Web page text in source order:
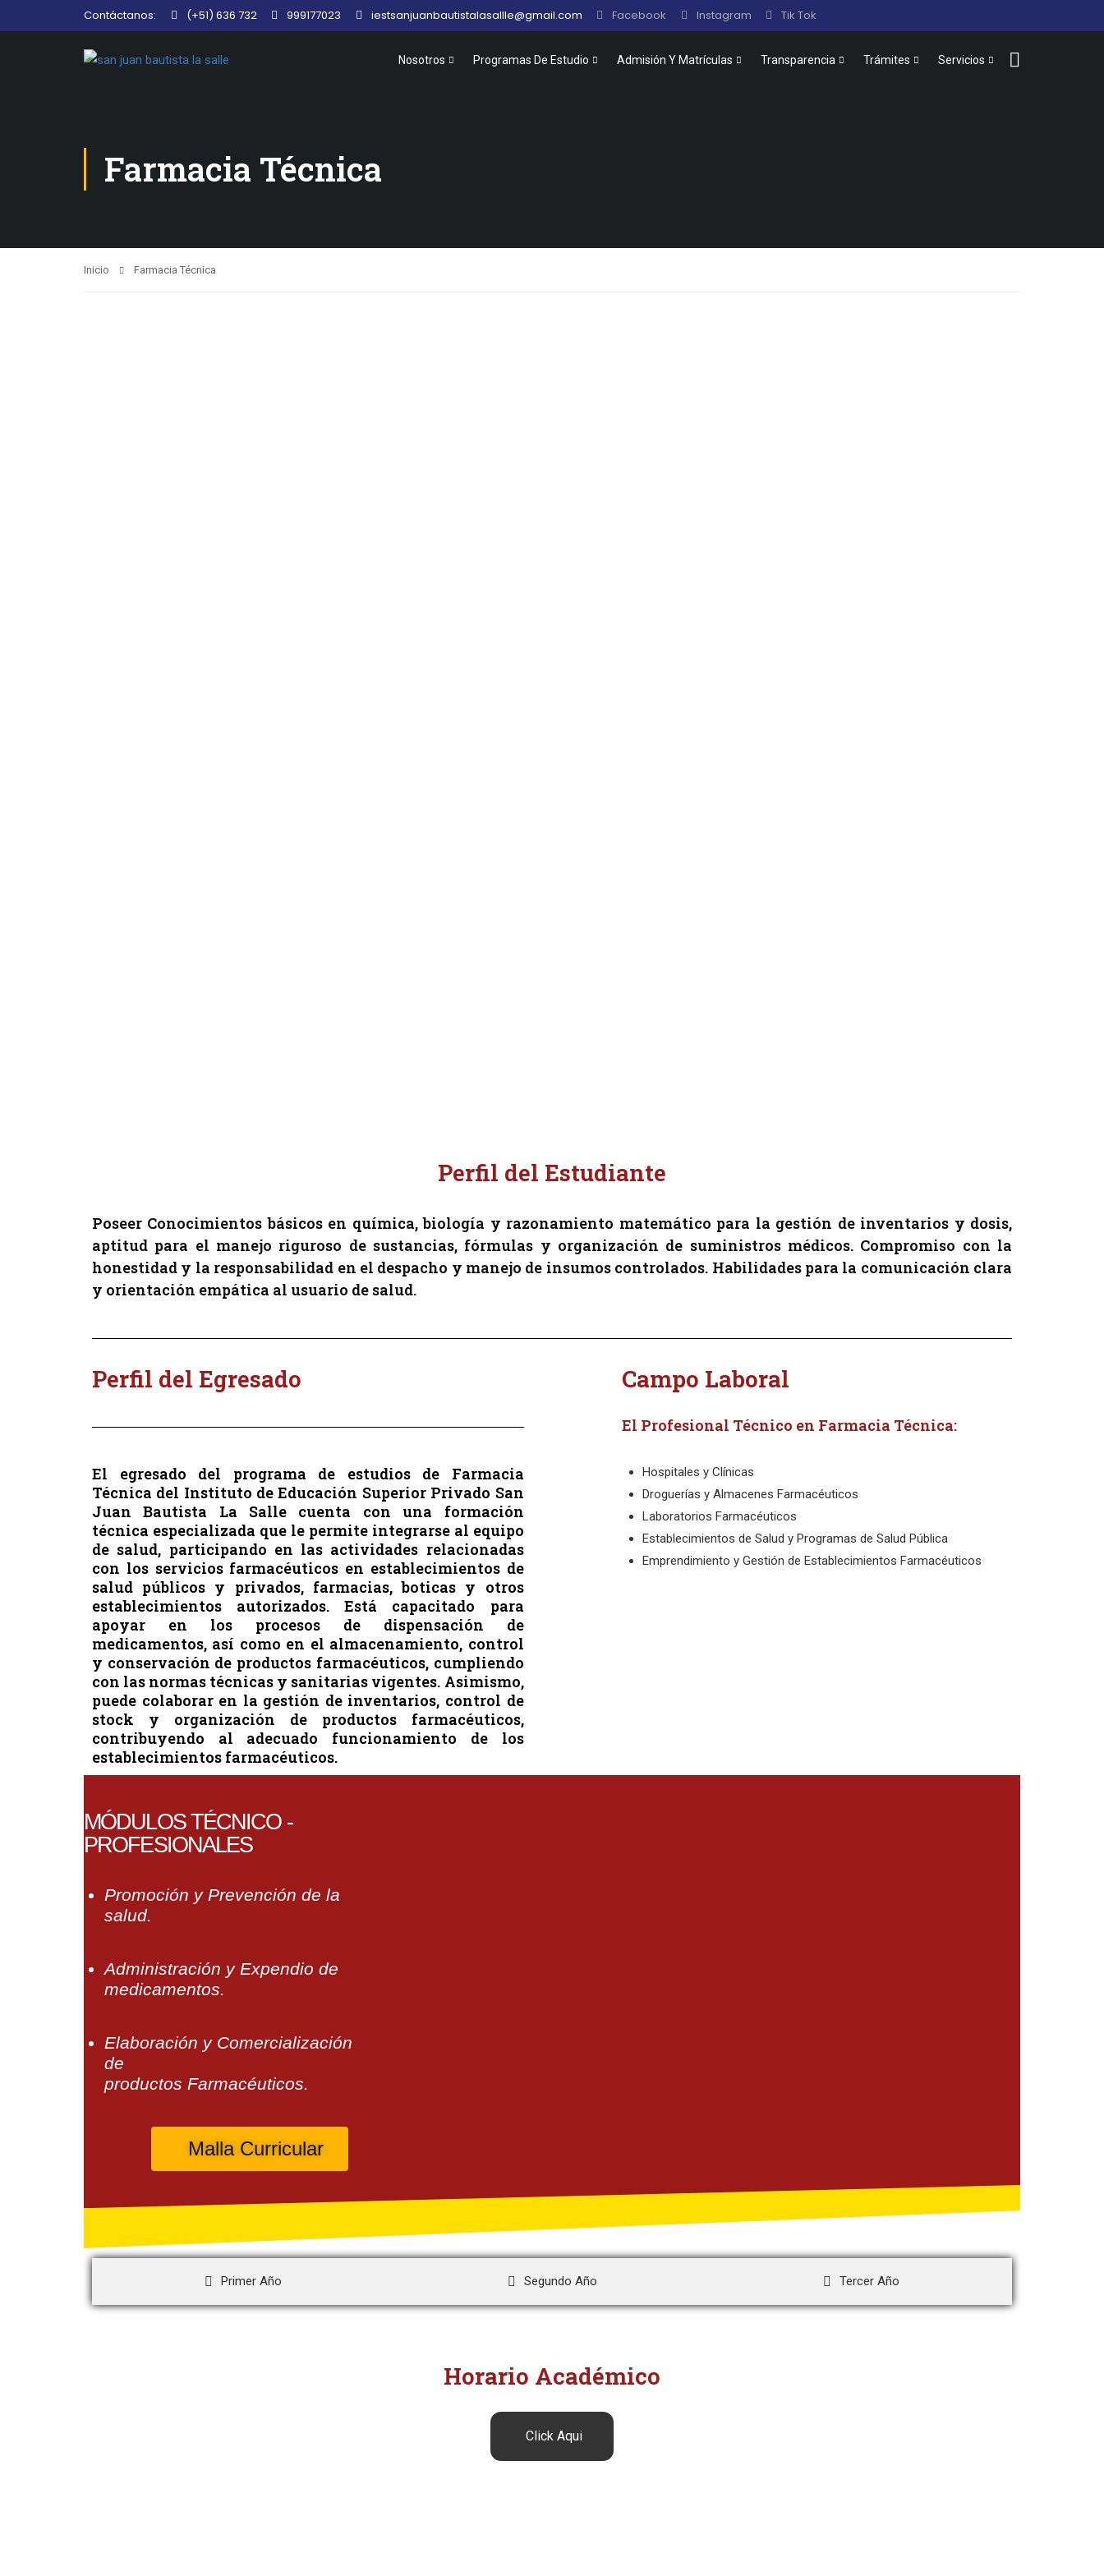
Contáctanos: (+51) 636 732 999177023 iestsanjuanbautistalasallle@gmail.com Facebook Instagram Tik Tok
Nosotros Programas De Estudio Admisión Y Matrículas Transparencia Trámites Servicios
Farmacia Técnica
Inicio Farmacia Técnica
Perfil del Estudiante
Poseer Conocimientos básicos en química, biología y razonamiento matemático para la gestión de inventarios y dosis,
aptitud para el manejo riguroso de sustancias, fórmulas y organización de suministros médicos. Compromiso con la
honestidad y la responsabilidad en el despacho y manejo de insumos controlados. Habilidades para la comunicación clara
y orientación empática al usuario de salud.
Perfil del Egresado
El egresado del programa de estudios de Farmacia
Técnica del Instituto de Educación Superior Privado San
Juan Bautista La Salle cuenta con una formación
técnica especializada que le permite integrarse al equipo
de salud, participando en las actividades relacionadas
con los servicios farmacéuticos en establecimientos de
salud públicos y privados, farmacias, boticas y otros
establecimientos autorizados. Está capacitado para
apoyar en los procesos de dispensación de
medicamentos, así como en el almacenamiento, control
y conservación de productos farmacéuticos, cumpliendo
con las normas técnicas y sanitarias vigentes. Asimismo,
puede colaborar en la gestión de inventarios, control de
stock y organización de productos farmacéuticos,
contribuyendo al adecuado funcionamiento de los
establecimientos farmacéuticos.
Campo Laboral
El Profesional Técnico en Farmacia Técnica:
Hospitales y Clínicas
Droguerías y Almacenes Farmacéuticos
Laboratorios Farmacéuticos
Establecimientos de Salud y Programas de Salud Pública
Emprendimiento y Gestión de Establecimientos Farmacéuticos
MÓDULOS TÉCNICO -
PROFESIONALES
Promoción y Prevención de la
salud.
Administración y Expendio de
medicamentos.
Elaboración y Comercialización
de
productos Farmacéuticos.
Malla Curricular
Primer Año Segundo Año Tercer Año
Horario Académico
Click Aqui